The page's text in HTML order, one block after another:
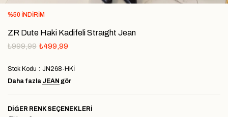
%50 İNDIRIM
ZR Dute Haki Kadifeli Straıght Jean
₺999,99 ₺499,99
Stok Kodu
JN268-HKİ
Daha fazla JEAN gör
DIĞER RENK SEÇENEKLERI